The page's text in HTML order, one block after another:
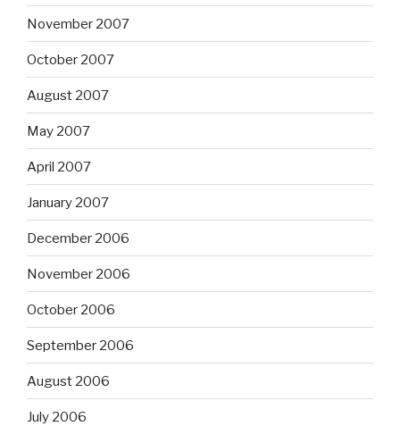
November 2007
October 2007
August 2007
May 2007
April 2007
January 2007
December 2006
November 2006
October 2006
September 2006
August 2006
July 2006